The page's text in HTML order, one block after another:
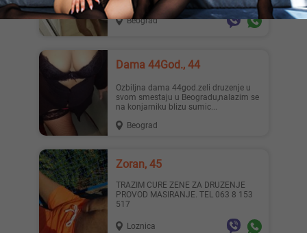
Beograd
Dama 44God., 44
ozbiljna dama 44god.zeli druzenje u
svom smestaju u Beogradu,nalazim se
na konjarniku blizu sumic...
Beograd
Zoran, 45
TRAZIM CURE ZENE ZA DRUZENJE
PROVOD MASIRANJE. TEL 063 8 153
517
Loznica